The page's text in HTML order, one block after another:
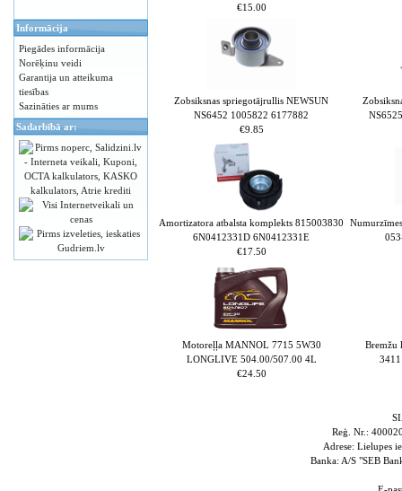
€15.00
Zobsiksnas spriegotājrullis NEWSUN
NS6452 1005822 6177882
€9.85
Amortizatora atbalsta komplekts 815003830
6N0412331D 6N0412331E
€17.50
Motoreļļa MANNOL 7715 5W30
LONGLIVE 504.00/507.00 4L
€24.50
Bremžu
Informācija
Piegādes informācija
Norēķinu veidi
Garantija un atteikuma
tiesības
Sazināties ar mums
Sadarbībā ar:
Reģ. Nr.:
Adrese: Lielupes
Banka: A/S "SEB